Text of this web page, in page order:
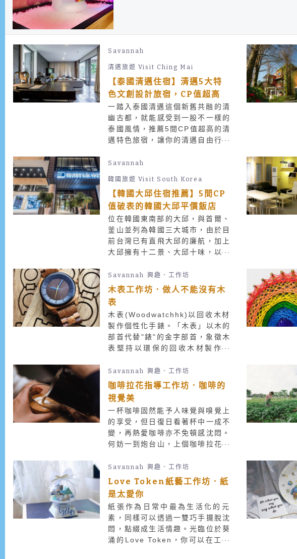
Savannah
清邁旅遊 Visit Ching Mai
【泰國清邁住宿】清邁5大特
色文創設計旅宿，CP值超高
一踏入泰國清邁這個新舊共融的清
幽古都，就能感受到一股不一樣的
泰國風情，推薦5間CP值超高的清
邁特色旅宿，讓你的清邁自由行更
城傳統，也巧妙地融入了外來文
地開始興起不少特色飯店與文創精
品旅店的流行，受到許多海外旅客
的喜愛。原本物價就已經低廉的泰
國清邁，現在於住宿方面，更是質
感與CP值兼具，趕緊把以下這5間
CP值超高的清邁特色旅宿加入到
你的最愛中！
Savannah
韓國旅遊 Visit South Korea
【韓國大邱住宿推薦】5間CP
值破表的韓國大邱平價飯店
位在韓國東南部的大邱，與首爾、
釜山並列為韓國三大城市，由於目
前台灣已有直飛大邱的廉航，加上
大邱擁有十二景、大邱十味，以及
這個宋慧喬的故鄉，開始受到台灣
旅客的注意！出發前往純樸的大邱
前，一起來看看5間CP值破表的韓
國大邱平價飯店！
Savannah 興趣．工作坊
木表工作坊．做人不能沒有木
表
木表(Woodwatchhk)以回收木材
製作個性化手錶。「木表」以木的
部首代替"錶"的金字部首，象徵木
表堅持以環保的回收木材製作手
多些人了解和親手製作一隻屬於你
的獨特「木表」。
Savannah 興趣．工作坊
咖啡拉花指導工作坊．咖啡的
視覺美
一杯咖啡固然能予人味覺與嗅覺上
的享受，但日復日看著杯中一成不
變，再熱愛咖啡亦不免頓感沈悶。
何妨一到炮台山，上個咖啡拉花指
奶壺的高低及晃動幅度，徒手在牛
奶咖啡上拉出圖案，讓一杯咖啡集
視覺和味覺於一身。
Savannah 興趣．工作坊
Love Token紙藝工作坊．紙
是太愛你
紙張作為日常中最為生活化的元
素，同樣可以透過一雙巧手擺脫沈
悶，點綴成生活情趣。光臨位於葵
涌的Love Token，你可以在工作